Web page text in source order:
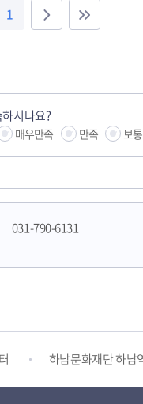
1
시나요?
매우만족 만족 보통
031-790-6131
시정신건강복지센터